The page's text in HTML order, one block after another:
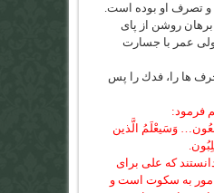
و تصرف او بوده است.
برهان روشن از پاى
عمر با جسارت
ها را، فدك را پس
فرمود:
وَسَيعْلَمُ الَّذين
كه على براى
به سكوت است و